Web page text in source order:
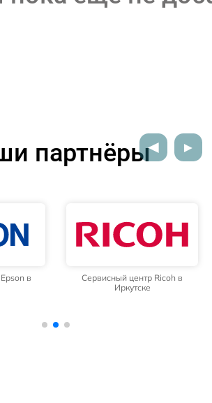
партнёры
в
Сервисный центр Ricoh в
Иркутске